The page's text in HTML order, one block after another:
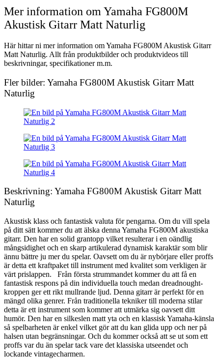
Mer information om Yamaha FG800M
Akustisk Gitarr Matt Naturlig
Här hittar ni mer information om Yamaha FG800M Akustisk Gitarr
Matt Naturlig. Allt från produktbilder och produktvideos till
beskrivningar, specifikationer m.m.
Fler bilder: Yamaha FG800M Akustisk Gitarr Matt
Naturlig
Beskrivning: Yamaha FG800M Akustisk Gitarr Matt
Naturlig
Akustisk klass och fantastisk valuta för pengarna. Om du vill spela
på ditt sätt kommer du att älska denna Yamaha FG800M akustiska
gitarr. Den har en solid grantopp vilket resulterar i en oändlig
mångsidighet och en skarp artikulerad dynamisk karaktär som blir
ännu bättre ju mer du spelar. Oavsett om du är nybörjare eller proffs
är detta ett kraftpaket till instrument med kvalitet som verkligen är
värt prislappen. Från första strummandet kommer du att få en
fantastisk respons på din individuella touch medan dreadnought-
kroppen ger ett rikt mullrande ljud. Denna gitarr är perfekt för en
mängd olika genrer. Från traditionella tekniker till moderna stilar
detta är ett instrument som kommer att utmärka sig oavsett ditt
humör. Den har en silkeslen matt yta och en klassisk Yamaha-känsla
så spelbarheten är enkel vilket gör att du kan glida upp och ner på
halsen utan begränsningar. Och du kommer också att se ut som ett
proffs var du än spelar tack vare det klassiska utseendet och
lockande vintagecharmen.